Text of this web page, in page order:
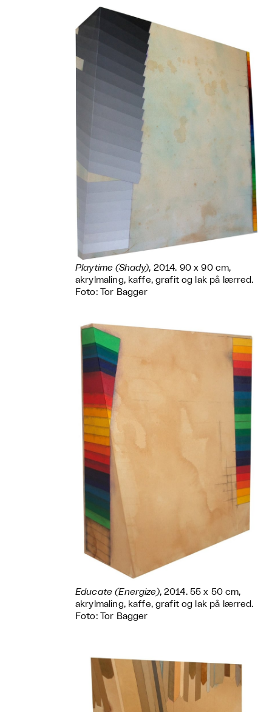
Playtime (Shady), 2014. 90 x 90 cm,
akrylmaling, kaffe, grafit og lak på lærred.
Foto: Tor Bagger
Educate (Energize), 2014. 55 x 50 cm,
akrylmaling, kaffe, grafit og lak på lærred.
Foto: Tor Bagger